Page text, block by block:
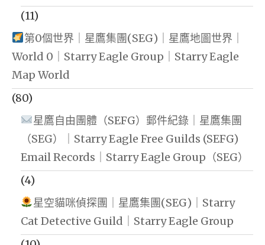
(11)
第0個世界｜星鷹集團(SEG)｜星鷹地圖世界｜
World 0｜Starry Eagle Group｜Starry Eagle
Map World
(80)
星鷹自由團體（SEFG）郵件紀錄｜星鷹集團
（SEG）｜Starry Eagle Free Guilds (SEFG)
Email Records｜Starry Eagle Group（SEG）
(4)
星空貓咪偵探團｜星鷹集團(SEG)｜Starry
Cat Detective Guild｜Starry Eagle Group